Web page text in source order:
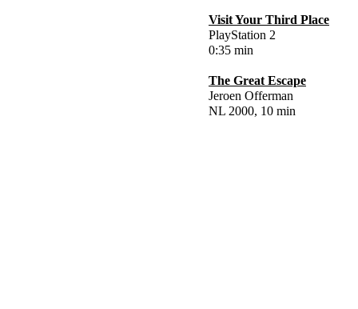
Visit Your Third Place
PlayStation 2
0:35 min
The Great Escape
Jeroen Offerman
NL 2000, 10 min